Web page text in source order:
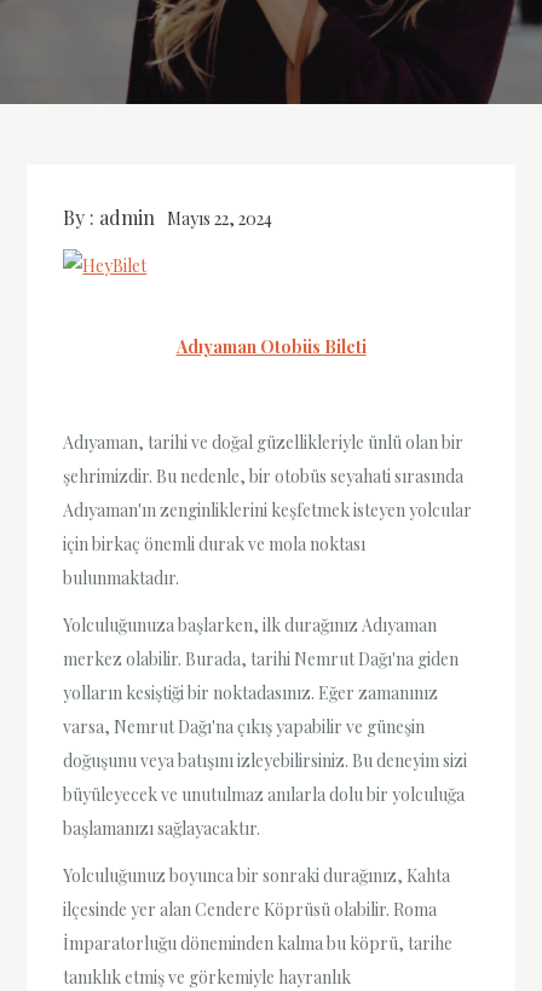
By : admin Mayıs 22, 2024
Adıyaman Otobüs Bileti
Adıyaman, tarihi ve doğal güzellikleriyle ünlü olan bir
şehrimizdir. Bu nedenle, bir otobüs seyahati sırasında
Adıyaman'ın zenginliklerini keşfetmek isteyen yolcular
için birkaç önemli durak ve mola noktası
bulunmaktadır.
Yolculuğunuza başlarken, ilk durağınız Adıyaman
merkez olabilir. Burada, tarihi Nemrut Dağı'na giden
yolların kesiştiği bir noktadasınız. Eğer zamanınız
varsa, Nemrut Dağı'na çıkış yapabilir ve güneşin
doğuşunu veya batışını izleyebilirsiniz. Bu deneyim sizi
büyüleyecek ve unutulmaz anılarla dolu bir yolculuğa
başlamanızı sağlayacaktır.
Yolculuğunuz boyunca bir sonraki durağınız, Kahta
ilçesinde yer alan Cendere Köprüsü olabilir. Roma
İmparatorluğu döneminden kalma bu köprü, tarihe
tanıklık etmiş ve görkemiyle hayranlık